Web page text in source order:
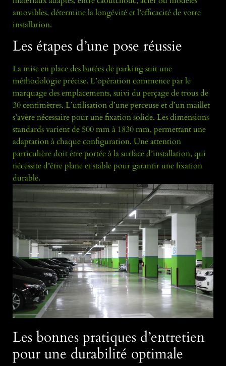
amovibles, détermine la longévité et l’efficacité de votre
installation.
Les étapes d’une pose réussie
La mise en place des butées de parking suit une
méthodologie précise. L’opération commence par le
marquage des emplacements, suivi du perçage de trous de
30 centimètres. L’utilisation d’une perceuse et d’un maillet
s’avère nécessaire pour une fixation solide. Les dimensions
standards varient de 500 mm à 1830 mm, permettant une
adaptation à chaque configuration. Une attention
particulière doit être portée à la surface d’installation, qui
nécessite d’être plane et stable pour garantir une fixation
durable.
Les bonnes pratiques d’entretien
pour une durabilité optimale